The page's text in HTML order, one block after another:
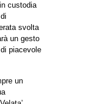
custodia
svolta
un gesto
piacevole
un